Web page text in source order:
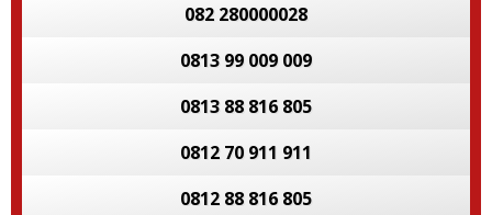
082 280000028
0813 99 009 009
0813 88 816 805
0812 70 911 911
0812 88 816 805